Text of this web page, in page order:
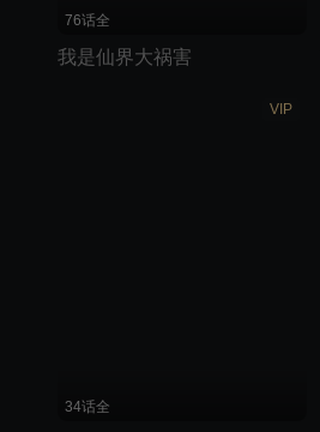
76话全
我是仙界大祸害
VIP
34话全